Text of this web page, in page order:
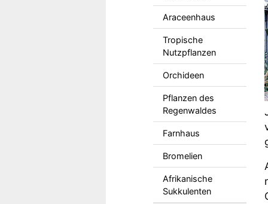
Araceenhaus
Tropische
Nutzpflanzen
Orchideen
Pflanzen des
Regenwaldes
Farnhaus
Bromelien
Afrikanische
Sukkulenten